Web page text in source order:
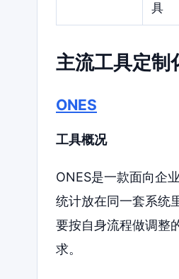
具
主流工具定制
ONES
工具概况
ONES是一款面向企
统计放在同一套系统
要按自身流程做调整
求。